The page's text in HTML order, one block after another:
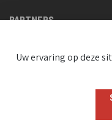
PARTNERS
© JazzInBelgium 2026 (
Uw ervaring op deze